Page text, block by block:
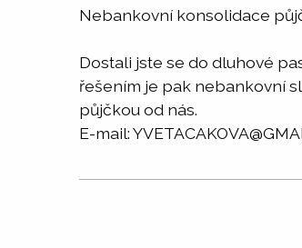
Nebankovní konsolidace
Dostali jste se do dluhové
řešením je pak nebankovní
půjčkou od nás.
E-mail: